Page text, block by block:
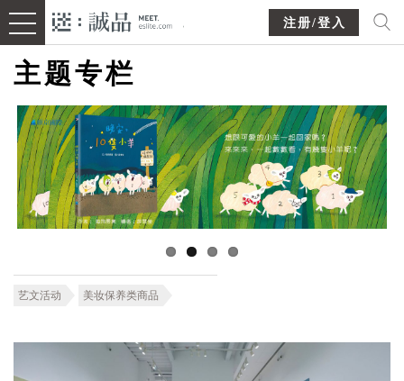
注册/登入
主题专栏
艺文活动 美妆保养类商品